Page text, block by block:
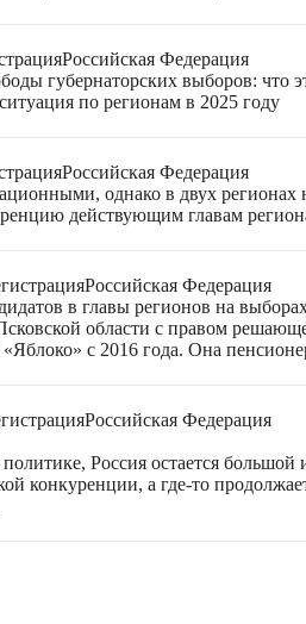
Российская Федерация
губернаторских выборов: что
по регионам в 2025 году
Российская Федерация
однако в двух регионах
действующим главам
Российская Федерация
в главы регионов на
области с правом
с 2016 года. Она
Российская Федерация
Россия остается
конкуренции, а где-то